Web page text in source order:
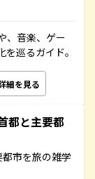
、音楽、ゲー
巡るガイド。
細を見る
都と主要都
市を旅の雑学